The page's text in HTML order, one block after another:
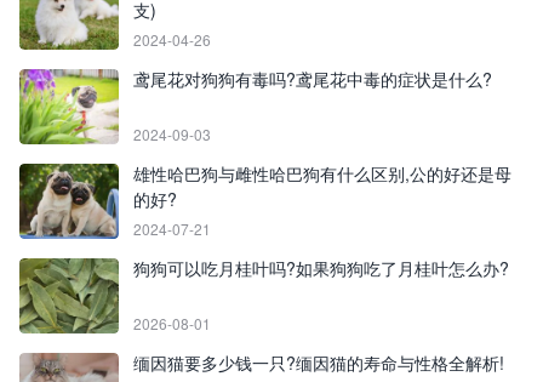
支)
2024-04-26
鸢尾花对狗狗有毒吗?鸢尾花中毒的症状是什么?
2024-09-03
雄性哈巴狗与雌性哈巴狗有什么区别,公的好还是母
的好?
2024-07-21
狗狗可以吃月桂叶吗?如果狗狗吃了月桂叶怎么办?
2026-08-01
缅因猫要多少钱一只?缅因猫的寿命与性格全解析!